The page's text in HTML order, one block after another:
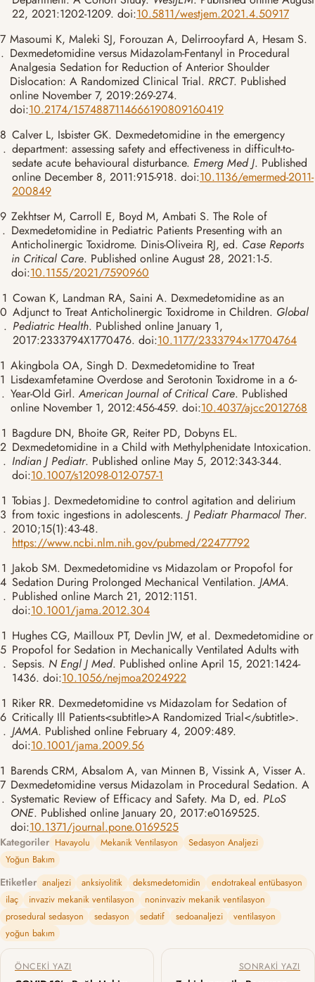
22, 2021:1202-1209. doi:10.5811/westjem.2021.4.50917
7
.
Masoumi K, Maleki SJ, Forouzan A, Delirrooyfard A, Hesam S.
Dexmedetomidine versus Midazolam-Fentanyl in Procedural
Analgesia Sedation for Reduction of Anterior Shoulder
Dislocation: A Randomized Clinical Trial. RRCT. Published
online November 7, 2019:269-274.
doi:10.2174/1574887114666190809160419
8
.
Calver L, Isbister GK. Dexmedetomidine in the emergency
department: assessing safety and effectiveness in difficult-to-
sedate acute behavioural disturbance. Emerg Med J. Published
online December 8, 2011:915-918. doi:10.1136/emermed-2011-
200849
9
.
Zekhtser M, Carroll E, Boyd M, Ambati S. The Role of
Dexmedetomidine in Pediatric Patients Presenting with an
Anticholinergic Toxidrome. Dinis-Oliveira RJ, ed. Case Reports
in Critical Care. Published online August 28, 2021:1-5.
doi:10.1155/2021/7590960
1
0
.
Cowan K, Landman RA, Saini A. Dexmedetomidine as an
Adjunct to Treat Anticholinergic Toxidrome in Children. Global
Pediatric Health. Published online January 1,
2017:2333794X1770476. doi:10.1177/2333794×17704764
1
1
.
Akingbola OA, Singh D. Dexmedetomidine to Treat
Lisdexamfetamine Overdose and Serotonin Toxidrome in a 6-
Year-Old Girl.American Journal of Critical Care. Published
online November 1, 2012:456-459. doi:10.4037/ajcc2012768
1
2
.
Bagdure DN, Bhoite GR, Reiter PD, Dobyns EL.
Dexmedetomidine in a Child with Methylphenidate Intoxication.
Indian J Pediatr. Published online May 5, 2012:343-344.
doi:10.1007/s12098-012-0757-1
1
3
.
Tobias J. Dexmedetomidine to control agitation and delirium
from toxic ingestions in adolescents. J Pediatr Pharmacol Ther.
2010;15(1):43-48.
https://www.ncbi.nlm.nih.gov/pubmed/22477792
1
4
.
Jakob SM. Dexmedetomidine vs Midazolam or Propofol for
Sedation During Prolonged Mechanical Ventilation. JAMA.
Published online March 21, 2012:1151.
doi:10.1001/jama.2012.304
1
5
.
Hughes CG, Mailloux PT, Devlin JW, et al. Dexmedetomidine or
Propofol for Sedation in Mechanically Ventilated Adults with
Sepsis. N Engl J Med. Published online April 15, 2021:1424-
1436. doi:10.1056/nejmoa2024922
1
6
.
Riker RR. Dexmedetomidine vs Midazolam for Sedation of
Critically Ill Patients<subtitle>A Randomized Trial</subtitle>.
JAMA. Published online February 4, 2009:489.
doi:10.1001/jama.2009.56
1
7
.
Barends CRM, Absalom A, van Minnen B, Vissink A, Visser A.
Dexmedetomidine versus Midazolam in Procedural Sedation. A
Systematic Review of Efficacy and Safety. Ma D, ed. PLoS
ONE. Published online January 20, 2017:e0169525.
doi:10.1371/journal.pone.0169525
Kategoriler Havayolu Mekanik Ventilasyon
Sedasyon Analjezi
Yoğun Bakım
Etiketler analjezi anksiyolitik deksmedetomidin
endotrakeal entübasyon
ilaç
invaziv mekanik ventilasyon
noninvaziv mekanik ventilasyon
prosedural sedasyon
sedasyon sedatif sedoanaljezi
ventilasyon
yoğun bakım
Yazı gezinmesi
ÖNCEKI YAZI SONRAKI YAZI